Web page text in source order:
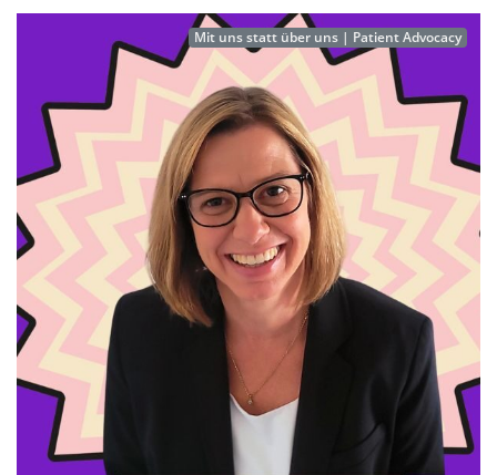
Mit uns statt über uns | Patient Advocacy